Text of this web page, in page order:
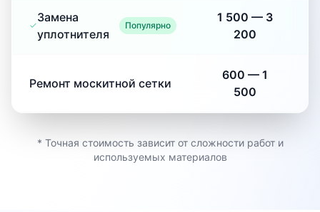
Замена
уплотнителя
Популярно
1 500 — 3
200
Ремонт москитной сетки
600 — 1
500
* Точная стоимость зависит от сложности работ и
используемых материалов